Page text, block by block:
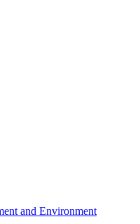
and Environment